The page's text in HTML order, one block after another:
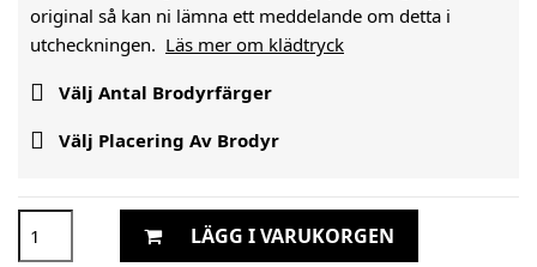
original så kan ni lämna ett meddelande om detta i
utcheckningen. Läs mer om klädtryck
 Välj Antal Brodyrfärger
 Välj Placering Av Brodyr
LÄGG I VARUKORGEN